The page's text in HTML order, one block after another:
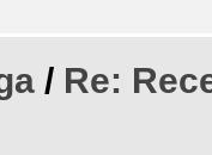
/ Re: